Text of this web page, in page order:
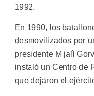
1992.
En 1990, los
desmovilizados por
presidente Mijaíl
instaló un Centro de
que dejaron el